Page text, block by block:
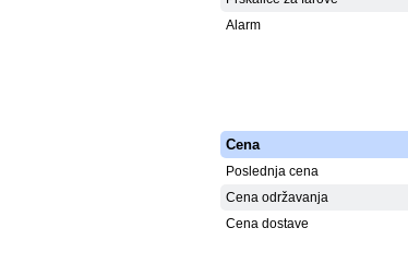
Alarm
Cena
Poslednja cena
Cena održavanja
Cena dostave